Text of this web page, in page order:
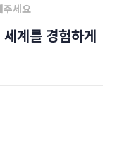
주세요
계를 경험하게